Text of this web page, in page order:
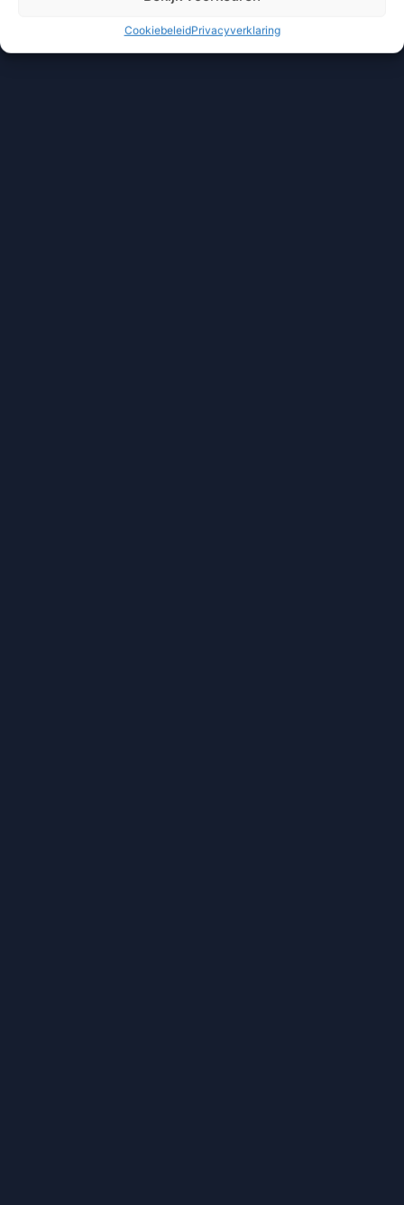
CookiebeleidPrivacyverklaring